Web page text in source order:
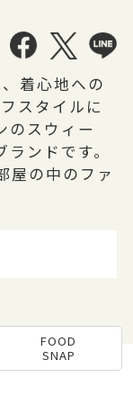
着心地への
スタイルに
のスウィー
ンドです。
屋の中のファ
FOOD
SNAP